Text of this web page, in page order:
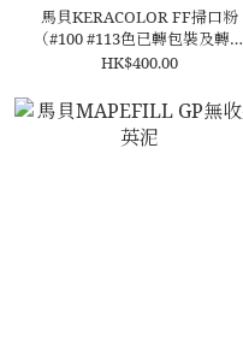
馬貝KERACOLOR FF掃口粉
（#100 #113色已轉包裝及轉名
KERACOLOR HK）
HK$400.00